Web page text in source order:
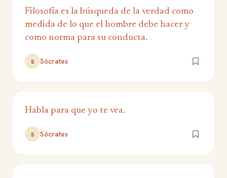
Filosofía es la búsqueda de la verdad como
medida de lo que el hombre debe hacer y
como norma para su conducta.
S Sócrates
Habla para que yo te vea.
S Sócrates